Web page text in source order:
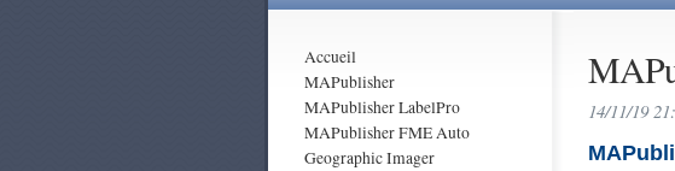
Accueil
MAPublisher
MAPublisher LabelPro
MAPublisher FME Auto
Geographic Imager
14/11/19